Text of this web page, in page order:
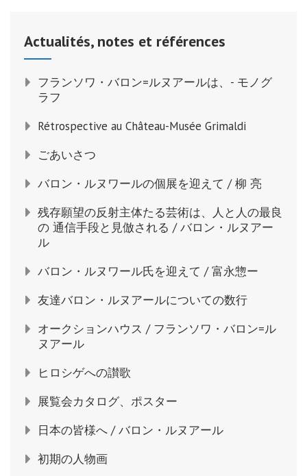
ー
シ
ョ
Actualités, notes et références
フランソワ・バロン=ルヌアールは、- モノグ
ラフ
Rétrospective au Château-Musée Grimaldi
ごあいさつ
バロン・ルヌワールの個展を迎えて / 柳 亮
残存願望の反射主体たる芸術は、人と人の最良
の 通信手段と見倣される / バロン・ルヌアー
ル
バロン・ルヌワール氏を迎えて / 富永惣ー
友達バロン・ルヌアールについての数行
オークションハウス / フランソワ・バロン=ル
ヌアール
ヒロシゲへの讃歌
展覧会カタログ、ポスター
日本の皆様へ / バロン・ルヌアール
初期の人物画